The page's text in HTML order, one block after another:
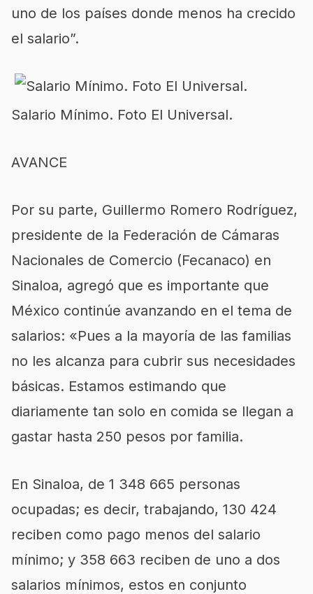
uno de los países donde menos ha crecido
el salario”.
Salario Mínimo. Foto El Universal.
AVANCE
Por su parte, Guillermo Romero Rodríguez,
presidente de la Federación de Cámaras
Nacionales de Comercio (Fecanaco) en
Sinaloa, agregó que es importante que
México continúe avanzando en el tema de
salarios: «Pues a la mayoría de las familias
no les alcanza para cubrir sus necesidades
básicas. Estamos estimando que
diariamente tan solo en comida se llegan a
gastar hasta 250 pesos por familia.
En Sinaloa, de 1 348 665 personas
ocupadas; es decir, trabajando, 130 424
reciben como pago menos del salario
mínimo; y 358 663 reciben de uno a dos
salarios mínimos, estos en conjunto